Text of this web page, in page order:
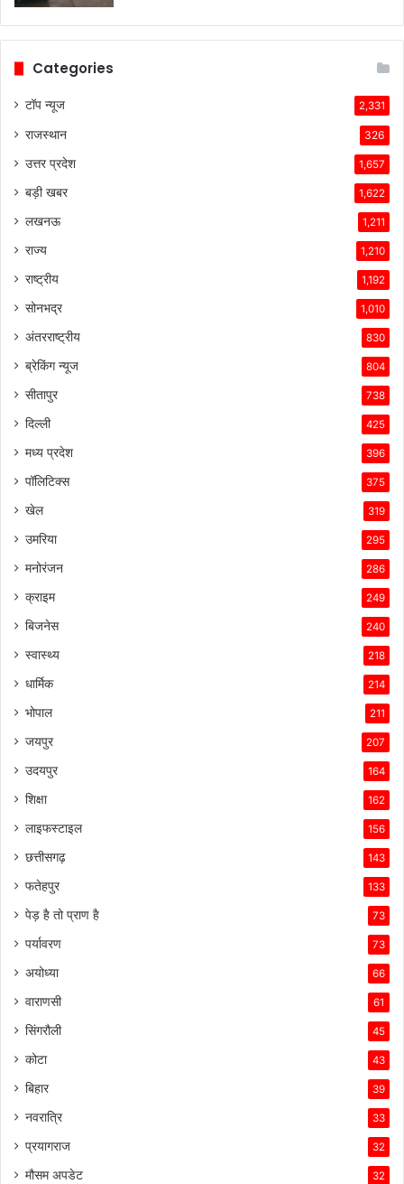
Categories
टॉप न्यूज 2,331
राजस्थान 326
उत्तर प्रदेश 1,657
बड़ी खबर 1,622
लखनऊ 1,211
राज्य 1,210
राष्ट्रीय 1,192
सोनभद्र 1,010
अंतरराष्ट्रीय 830
ब्रेकिंग न्यूज 804
सीतापुर 738
दिल्ली 425
मध्य प्रदेश 396
पॉलिटिक्स 375
खेल 319
उमरिया 295
मनोरंजन 286
क्राइम 249
बिजनेस 240
स्वास्थ्य 218
धार्मिक 214
भोपाल 211
जयपुर 207
उदयपुर 164
शिक्षा 162
लाइफस्टाइल 156
छत्तीसगढ़ 143
फतेहपुर 133
पेड़ है तो प्राण है 73
पर्यावरण 73
अयोध्या 66
वाराणसी 61
सिंगरौली 45
कोटा 43
बिहार 39
नवरात्रि 33
प्रयागराज 32
मौसम अपडेट 32